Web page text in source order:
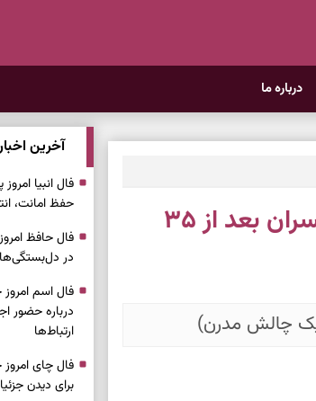
درباره ما
واقعیت زندگی مردان مجرد سن بالا | چرا پسران بعد از ۳۵
آخرین
حفظ امانت،
در
درباره حضور
ارتباط‌ها
برای دیدن